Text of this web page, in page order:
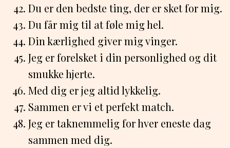
Du er den bedste ting, der er sket for mig.
Du får mig til at føle mig hel.
Din kærlighed giver mig vinger.
Jeg er forelsket i din personlighed og dit
smukke hjerte.
Med dig er jeg altid lykkelig.
Sammen er vi et perfekt match.
Jeg er taknemmelig for hver eneste dag
sammen med dig.